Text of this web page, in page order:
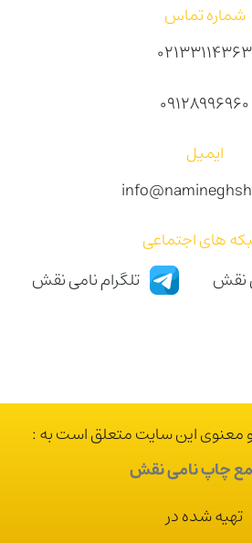
شماره تماس
02133114363
09128996960
ایمیل
های اجتماعی
نقش
تلگرام نامی نقش
معنوی این سایت متعلق است به :
چاپ نامی نقش
تهیه شده در